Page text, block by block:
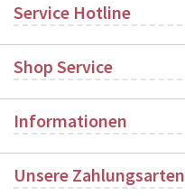
Service Hotline
Shop Service
Informationen
Unsere Zahlungsarten